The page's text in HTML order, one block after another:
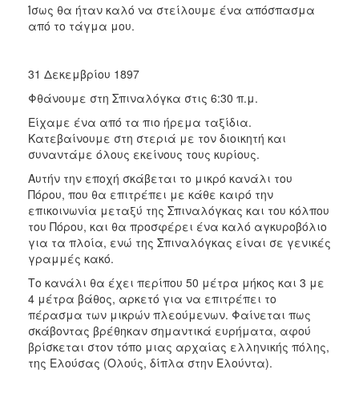
Ίσως θα ήταν καλό να στείλουμε ένα απόσπασμα
από το τάγμα μου.
31 Δεκεμβρίου 1897
Φθάνουμε στη Σπιναλόγκα στις 6:30 π.μ.
Είχαμε ένα από τα πιο ήρεμα ταξίδια.
Κατεβαίνουμε στη στεριά με τον διοικητή και
συναντάμε όλους εκείνους τους κυρίους.
Αυτήν την εποχή σκάβεται το μικρό κανάλι του
Πόρου, που θα επιτρέπει με κάθε καιρό την
επικοινωνία μεταξύ της Σπιναλόγκας και του κόλπου
του Πόρου, και θα προσφέρει ένα καλό αγκυροβόλιο
για τα πλοία, ενώ της Σπιναλόγκας είναι σε γενικές
γραμμές κακό.
Το κανάλι θα έχει περίπου 50 μέτρα μήκος και 3 με
4 μέτρα βάθος, αρκετό για να επιτρέπει το
πέρασμα των μικρών πλεούμενων. Φαίνεται πως
σκάβοντας βρέθηκαν σημαντικά ευρήματα, αφού
βρίσκεται στον τόπο μιας αρχαίας ελληνικής πόλης,
της Ελούσας (Ολούς, δίπλα στην Ελούντα).